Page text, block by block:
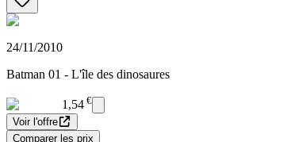
24/11/2010
Batman 01 - L'île des dinosaures
1,54 €
Voir l'offre
Comparer les prix